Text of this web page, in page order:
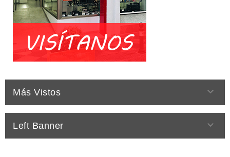
Más Vistos 
Left Banner 